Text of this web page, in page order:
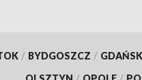
/ BYDGOSZCZ / GDAŃSK